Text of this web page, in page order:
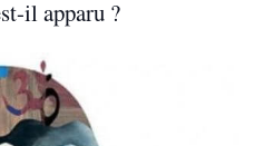
il apparu ?